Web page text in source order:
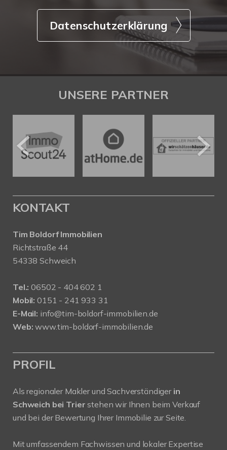
Datenschutzerklärung
UNSERE PARTNER
KONTAKT
Tim Boldorf Immobilien
Richtstraße 44
54338 Schweich
Tel.: 06502 - 404 602 1
Mobil: 0151 - 241 933 31
E-Mail: info@tim-boldorf-immobilien.de
Web:www.tim-boldorf-immobilien.de
PROFIL
Als regionaler Makler und Sachverständigerin
Schweich bei Trierstehen wir Ihnen beim Verkauf
und bei der Bewertung Ihrer Immobilie zur Seite.
Mit umfassendem Fachwissen und lokaler Expertise